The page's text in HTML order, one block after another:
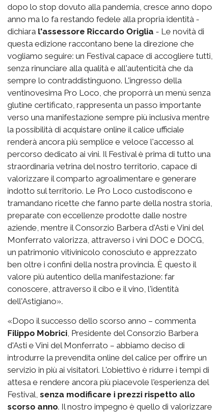
dopo lo stop dovuto alla pandemia, cresce anno dopo
anno ma lo fa restando fedele alla propria identità -
dichiara l'assessore Riccardo Origlia - Le novità di
questa edizione raccontano bene la direzione che
vogliamo seguire: un Festival capace di accogliere tutti,
senza rinunciare alla qualità e all'autenticità che da
sempre lo contraddistinguono. L'ingresso della
ventinovesima Pro Loco, che proporrà un menù senza
glutine certificato, rappresenta un passo importante
verso una manifestazione sempre più inclusiva mentre
la possibilità di acquistare online il calice ufficiale
renderà ancora più semplice e veloce l'accesso al
percorso dedicato ai vini. Il Festival è prima di tutto una
straordinaria vetrina del nostro territorio, capace di
valorizzare il comparto agroalimentare e generare
indotto sul territorio. Le Pro Loco custodiscono e
tramandano ricette che fanno parte della nostra storia,
preparate con eccellenze prodotte dalle nostre
aziende, mentre il Consorzio Barbera d'Asti e Vini del
Monferrato valorizza, attraverso i vini DOC e DOCG,
un patrimonio vitivinicolo conosciuto e apprezzato
ben oltre i confini della nostra provincia. È questo il
valore più autentico della manifestazione: far
conoscere, attraverso il cibo e il vino, l'identità
dell'Astigiano».
«Dopo il successo dello scorso anno – commenta
Filippo Mobrici , Presidente del Consorzio Barbera
d'Asti e Vini del Monferrato – abbiamo deciso di
introdurre la prevendita online del calice per offrire un
servizio in più ai visitatori. L'obiettivo è ridurre i tempi di
attesa e rendere ancora più piacevole l'esperienza del
Festival, senza modificare i prezzi rispetto allo
scorso anno. Il nostro impegno è quello di valorizzare